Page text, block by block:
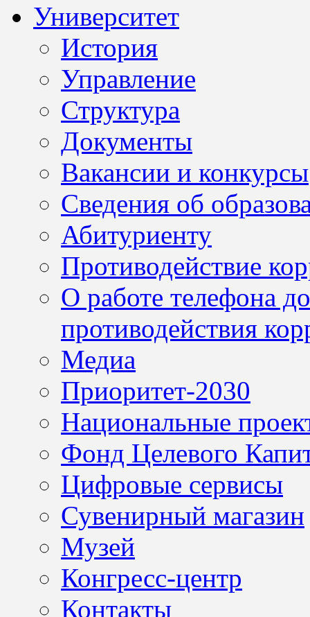
Университет
История
Управление
Структура
Документы
Вакансии и конкурсы
Сведения об
Абитуриенту
Противодействие
О работе телефона
противодействия
Медиа
Приоритет-2030
Национальные
Фонд Целевого
Цифровые сервисы
Сувенирный магазин
Музей
Конгресс-центр
Контакты